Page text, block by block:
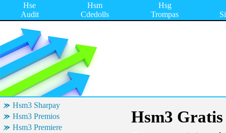
Hse
Audit
Hsm
Cdedolls
Hsg
Trompas
Hsm3 Sharpay
Hsm3 Premios
Hsm3 Premiere
Hsm3 Gratis